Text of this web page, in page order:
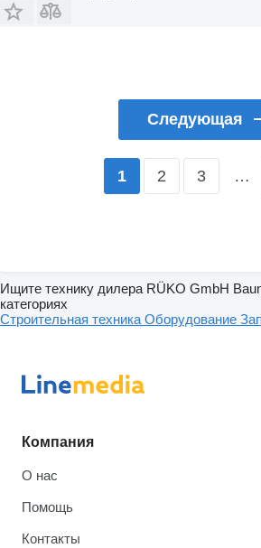
Следующая
1 2 3 …
Ищите технику дилера RÜKO GmbH
категориях
Строительная техника Оборудование
Компания
О нас
Помощь
Контакты